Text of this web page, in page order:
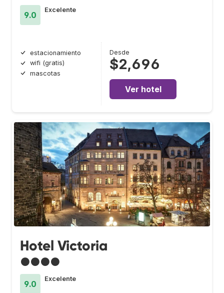
9.0
Excelente
estacionamiento
wifi (gratis)
mascotas
Desde
$2,696
Ver hotel
Hotel Victoria
●●●●
9.0
Excelente